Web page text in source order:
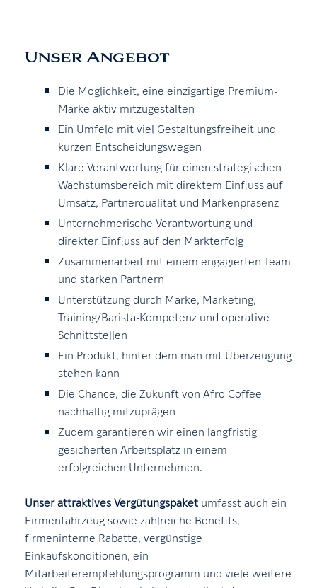
Unser Angebot
Die Möglichkeit, eine einzigartige Premium-
Marke aktiv mitzugestalten
Ein Umfeld mit viel Gestaltungsfreiheit und
kurzen Entscheidungswegen
Klare Verantwortung für einen strategischen
Wachstumsbereich mit direktem Einfluss auf
Umsatz, Partnerqualität und Markenpräsenz
Unternehmerische Verantwortung und
direkter Einfluss auf den Markterfolg
Zusammenarbeit mit einem engagierten Team
und starken Partnern
Unterstützung durch Marke, Marketing,
Training/Barista-Kompetenz und operative
Schnittstellen
Ein Produkt, hinter dem man mit Überzeugung
stehen kann
Die Chance, die Zukunft von Afro Coffee
nachhaltig mitzuprägen
Zudem garantieren wir einen langfristig
gesicherten Arbeitsplatz in einem
erfolgreichen Unternehmen.
Unser attraktives Vergütungspaket umfasst auch ein
Firmenfahrzeug sowie zahlreiche Benefits,
firmeninterne Rabatte, vergünstige
Einkaufskonditionen, ein
Mitarbeiterempfehlungsprogramm und viele weitere